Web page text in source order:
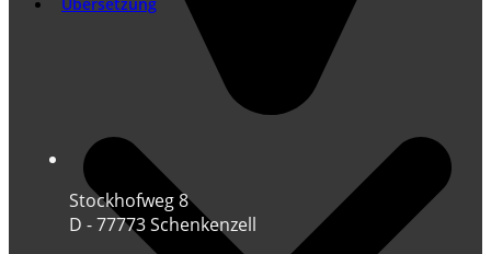
Übersetzung
Stockhofweg 8
D - 77773 Schenkenzell